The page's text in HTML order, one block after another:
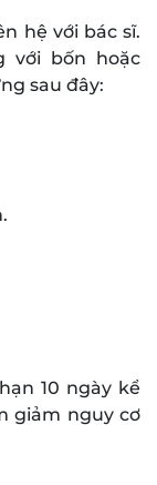
hệ với bác sĩ.
với bốn hoặc
sau đây:
10 ngày kể
giảm nguy cơ